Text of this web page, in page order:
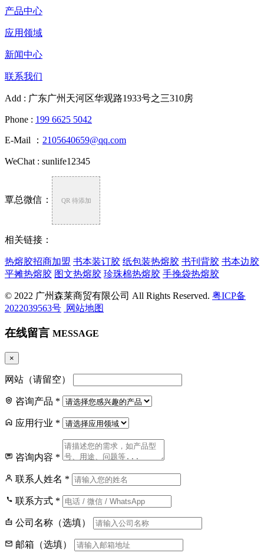
产品中心
应用领域
新闻中心
联系我们
Add : 广东广州天河区华观路1933号之三310房
Phone : 199 6625 5042
E-Mail ： 2105640659@qq.com
WeChat : sunlife12345
覃总微信： QR 待添加
相关链接：
热熔胶招商加盟 书本装订胶 纸包装热熔胶 书刊背胶 书本边胶
平摊热熔胶 图文热熔胶 珍珠棉热熔胶 手挽袋热熔胶
© 2022 广州森莱商贸有限公司 All Rights Reserved. 粤ICP备
2022039563号 网站地图
在线留言 MESSAGE
×
网站（请留空）
咨询产品 *
应用行业 *
咨询内容 *
联系人姓名 *
联系方式 *
公司名称（选填）
邮箱（选填）